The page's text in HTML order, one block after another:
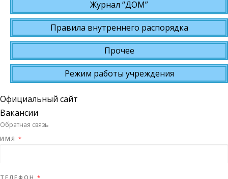
Журнал “ДОМ”
Правила внутреннего распорядка
Прочее
Режим работы учреждения
Официальный сайт
Вакансии
Обратная связь
ИМЯ *
ТЕЛЕФОН *